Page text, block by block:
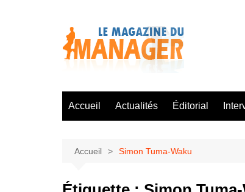
Accueil Actualités Éditorial
Accueil Simon Tuma-Waku